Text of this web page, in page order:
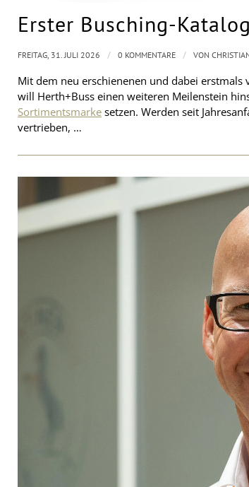
Erster Busching-
Mit dem neu erschienenen und dabei
will Herth+Buss einen weiteren Meilenstein
Sortimentsmarke setzen. Werden seit
vertrieben, …
FREITAG, 31. JULI 2026 / 0 KOMMENTARE / VON